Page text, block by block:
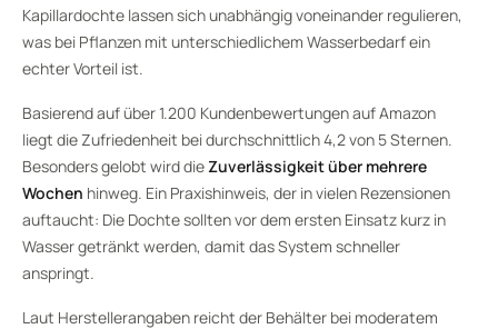
Kapillardochte lassen sich unabhängig voneinander regulieren,
was bei Pflanzen mit unterschiedlichem Wasserbedarf ein
echter Vorteil ist.
Basierend auf über 1.200 Kundenbewertungen auf Amazon
liegt die Zufriedenheit bei durchschnittlich 4,2 von 5 Sternen.
Besonders gelobt wird die Zuverlässigkeit über mehrere
Wochen hinweg. Ein Praxishinweis, der in vielen Rezensionen
auftaucht: Die Dochte sollten vor dem ersten Einsatz kurz in
Wasser getränkt werden, damit das System schneller
anspringt.
Laut Herstellerangaben reicht der Behälter bei moderatem